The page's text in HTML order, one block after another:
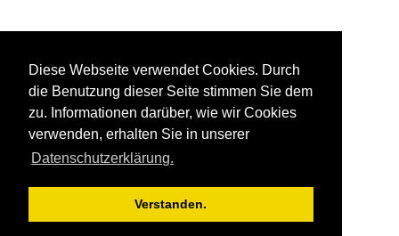
Diese Webseite verwendet Cookies. Durch
die Benutzung dieser Seite stimmen Sie dem
zu. Informationen darüber, wie wir Cookies
verwenden, erhalten Sie in unserer
Datenschutzerklärung.
Verstanden.